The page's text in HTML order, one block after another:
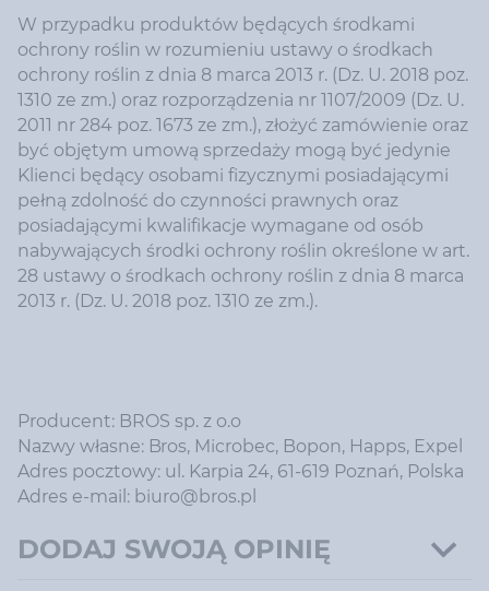
W przypadku produktów będących środkami
ochrony roślin w rozumieniu ustawy o środkach
ochrony roślin z dnia 8 marca 2013 r. (Dz. U. 2018 poz.
1310 ze zm.) oraz rozporządzenia nr 1107/2009 (Dz. U.
2011 nr 284 poz. 1673 ze zm.), złożyć zamówienie oraz
być objętym umową sprzedaży mogą być jedynie
Klienci będący osobami fizycznymi posiadającymi
pełną zdolność do czynności prawnych oraz
posiadającymi kwalifikacje wymagane od osób
nabywających środki ochrony roślin określone w art.
28 ustawy o środkach ochrony roślin z dnia 8 marca
2013 r. (Dz. U. 2018 poz. 1310 ze zm.).
Producent: BROS sp. z o.o
Nazwy własne: Bros, Microbec, Bopon, Happs, Expel
Adres pocztowy: ul. Karpia 24, 61-619 Poznań, Polska
Adres e-mail: biuro@bros.pl
DODAJ SWOJĄ OPINIĘ